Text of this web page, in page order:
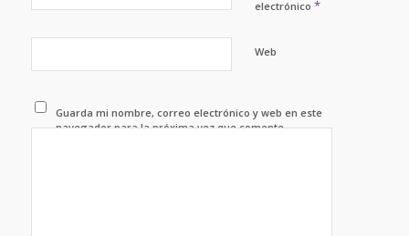
electrónico *
Web
Guarda mi nombre, correo electrónico y web en este
navegador para la próxima vez que comente.